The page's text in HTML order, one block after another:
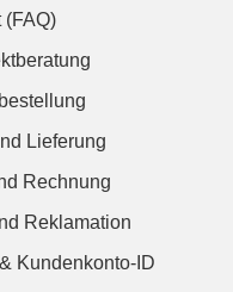
(FAQ)
Lieferung
Rechnung
Reklamation
Kundenkonto-ID